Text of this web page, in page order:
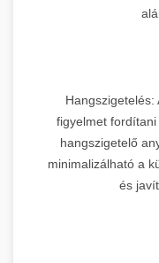
Hangszigetelés:
figyelmet
hangszigetelő
minimalizálható a
és